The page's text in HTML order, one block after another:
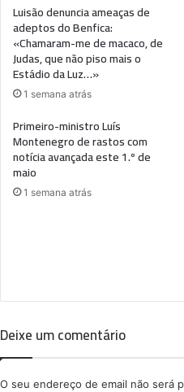
Luisão denuncia ameaças de
adeptos do Benfica:
«Chamaram-me de macaco, de
Judas, que não piso mais o
Estádio da Luz…»
1 semana atrás
Primeiro-ministro Luís
Montenegro de rastos com
notícia avançada este 1.º de
maio
1 semana atrás
Deixe um comentário
O seu endereço de email não será